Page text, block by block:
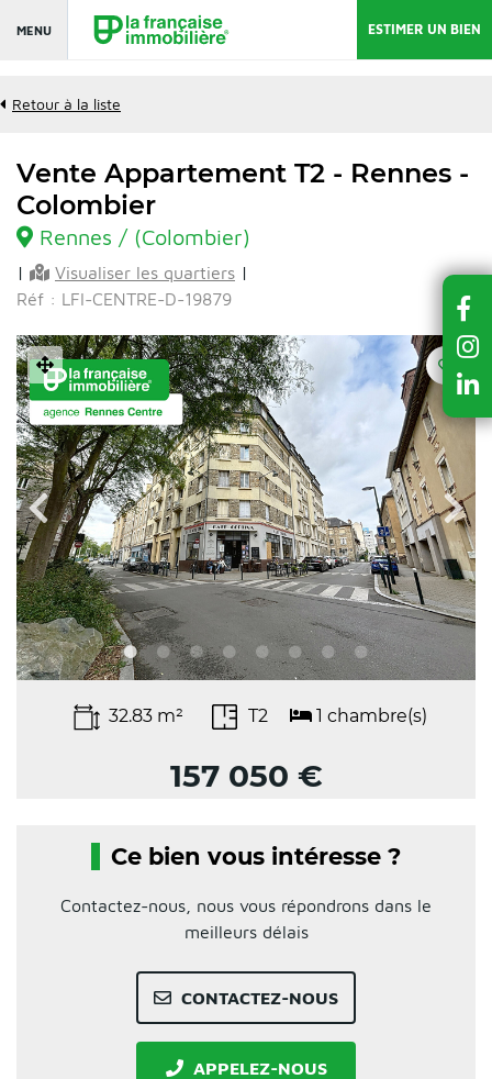
MENU ESTIMER UN BIEN
Retour à la liste
Vente Appartement T2 - Rennes -
Colombier
Rennes / (Colombier)
| Visualiser les quartiers |
Réf : LFI-CENTRE-D-19879
32.83 m² T2 1 chambre(s)
157 050 €
Ce bien vous intéresse ?
Contactez-nous, nous vous répondrons dans le
meilleurs délais
CONTACTEZ-NOUS
APPELEZ-NOUS